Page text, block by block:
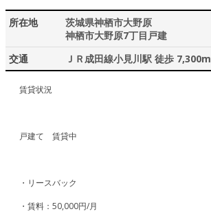
所在地
茨城県神栖市大野原
神栖市大野原7丁目戸建
交通
ＪＲ成田線小見川駅 徒歩 7,300m
賃貸状況
戸建て 賃貸中
・リースバック
・賃料：50,000円/月